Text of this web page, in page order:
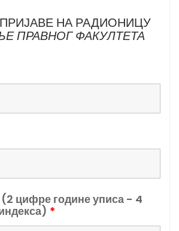
НА РАДИОНИЦУ
ПРАВНОГ ФАКУЛТЕТА
(2 цифре године уписа - 4
*